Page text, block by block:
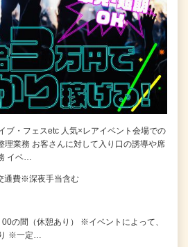
ブ・フェスetc 人気×レアイベント会場での
理業務 お客さんに対して入り口の誘導や席
イベ…
通費※深夜手当含む
の間（休憩あり） ※イベントによって、
※一定…